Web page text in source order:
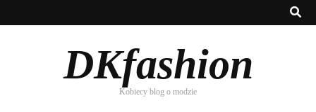
DKfashion
Kobiecy blog o modzie